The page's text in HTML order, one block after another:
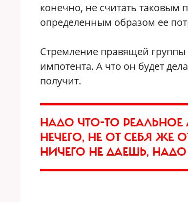
конечно, не считать таковым
определенным образом ее
Стремление правящей группы
импотента. А что он будет
получит.
НАДО ЧТО-ТО РЕАЛЬНОЕ
НЕЧЕГО, НЕ ОТ СЕБЯ ЖЕ
НИЧЕГО НЕ ДАЕШЬ,